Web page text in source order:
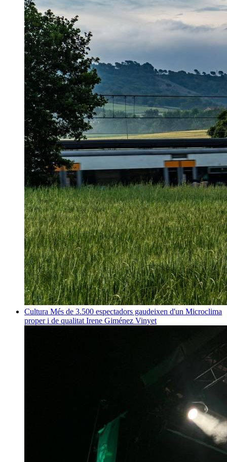
Cultura Més de 3.500 espectadors gaudeixen d'un Microclima
proper i de qualitat Irene Giménez Vinyet